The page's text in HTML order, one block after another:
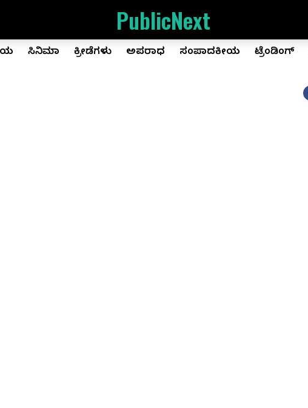
PublicNext
ಸಿನಿಮಾ ಕ್ರೀಡೆಗಳು ಅಪರಾಧ ಸಂಪಾದಕೀಯ ಟ್ರೆಂಡಿಂಗ್